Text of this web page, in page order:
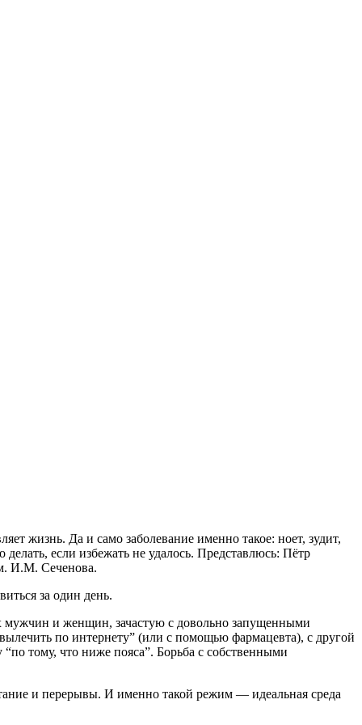
жизнь. Да и само заболевание именно такое: ноет, зудит,
если избежать не удалось. Представлюсь: Пётр
И.М. Сеченова.
за один день.
мужчин и женщин, зачастую с довольно запущенными
по интернету” (или с помощью фармацевта), с другой
тому, что ниже пояса”. Борьба с собственными
и перерывы. И именно такой режим — идеальная среда